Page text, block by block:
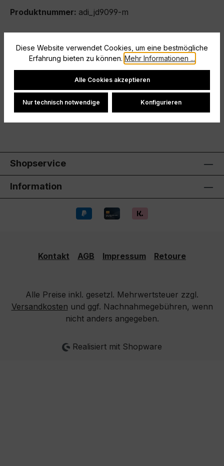
Produktnummer: adi_jd9099-m
Beschreibung
Größe: M
Hersteller
Bewertungen
Shopservice
Information
Kontakt AGB Impressum Retoure
Alle Preise inkl. gesetzl. Mehrwertsteuer zzgl.
Versandkosten und ggf. Nachnahmegebühren, wenn
nicht anders angegeben.
Realisiert mit Shopware
Diese Website verwendet Cookies, um eine bestmögliche
Erfahrung bieten zu können. Mehr Informationen ...
Cookie-Einstellungen
Alle Cookies akzeptieren
Nur technisch notwendige Konfigurieren